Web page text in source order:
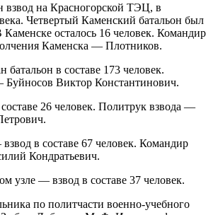
взвод на Красногорской ТЭЦ, в
Четвертый Каменский батальон был
осталось 16 человек. Командир
Каменска — Плотников.
в составе 173 человек.
Виктор Константинович.
26 человек. Политрук взвода —
в составе 67 человек. Командир
Кондратьевич.
узле — взвод в составе 37 человек.
по политчасти военно-учебного